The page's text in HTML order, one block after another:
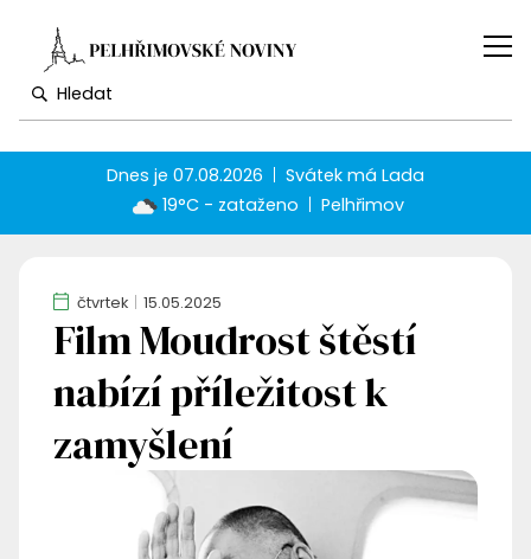
Dnes je07.08.2026 Svátek má Lada
19°C - zataženo
Pelhřimov
čtvrtek 15.05.2025
Film Moudrost štěstí
nabízí příležitost k
zamyšlení